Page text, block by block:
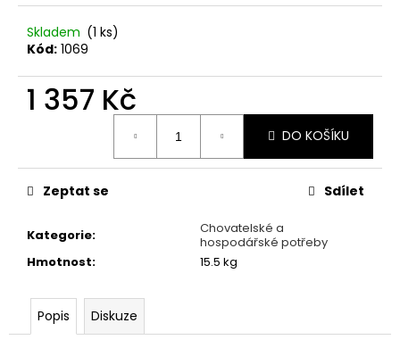
Skladem (1 ks)
Kód: 1069
1 357 Kč
DO KOŠÍKU
Kategorie:
Chovatelské a
hospodářské potřeby
Hmotnost: 15.5 kg
Zeptat se Sdílet
Popis Diskuze
o
p
o
r
u
e
m
ALAPTID
20G
249